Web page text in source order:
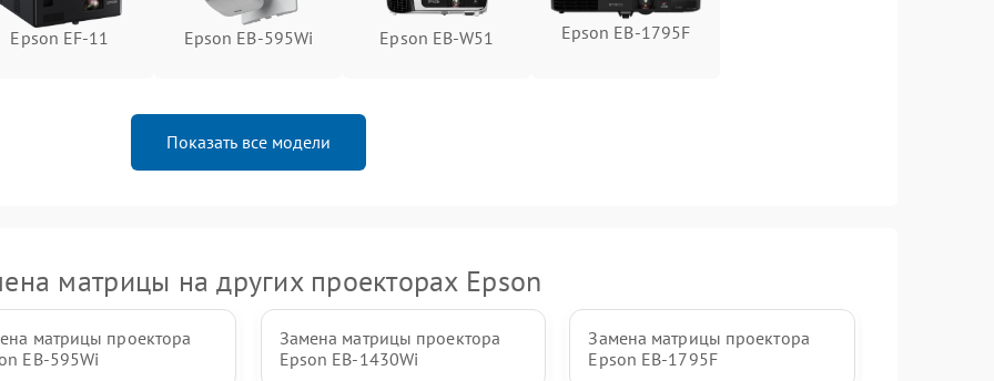
Epson EF-11 Epson EB-595Wi Epson EB-W51 Epson EB-1795F
Показать все модели
матрицы на других проекторах Epson
матрицы проектора
EB-595Wi
Замена матрицы проектора
Epson EB-1430Wi
Замена матрицы проектора
Epson EB-1795F